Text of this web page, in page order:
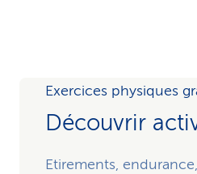
Exercices physiques
Découvrir
Etirements,